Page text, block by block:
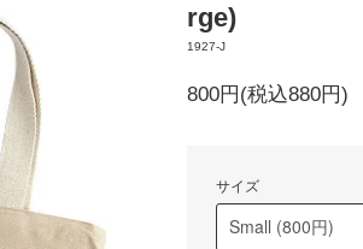
rge)
1927-J
800円(税込880円)
サイズ